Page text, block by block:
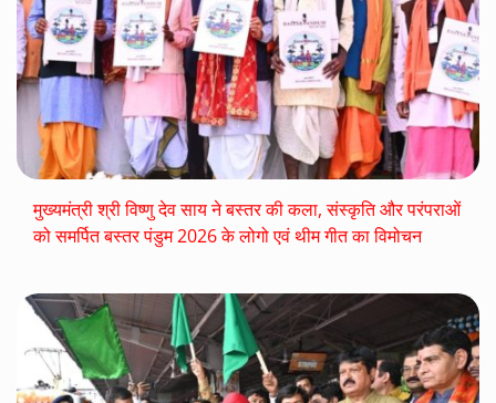
मुख्यमंत्री श्री विष्णु देव साय ने बस्तर की कला, संस्कृति और परंपराओं
को समर्पित बस्तर पंडुम 2026 के लोगो एवं थीम गीत का विमोचन